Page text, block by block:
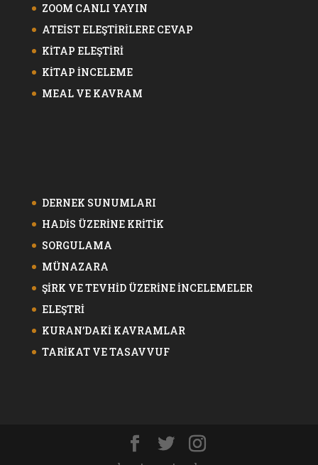
ZOOM CANLI YAYIN
ATEİST ELEŞTİRİLERE CEVAP
KİTAP ELEŞTİRİ
KİTAP İNCELEME
MEAL VE KAVRAM
DERNEK SUNUMLARI
HADİS ÜZERİNE KRİTİK
SORGULAMA
MÜNAZARA
ŞİRK VE TEVHİD ÜZERİNE İNCELEMELER
ELEŞTRİ
KURAN’DAKİ KAVRAMLAR
TARİKAT VE TASAVVUF